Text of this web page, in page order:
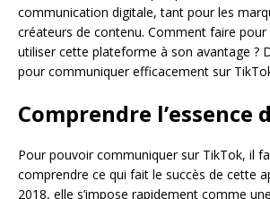
communication digitale, tant pour les
créateurs de contenu. Comment faire
utiliser cette plateforme à son avantage ?
pour communiquer efficacement sur
Comprendre l’essence
Pour pouvoir communiquer sur TikTok, il
comprendre ce qui fait le succès de cette
2018, elle s’impose rapidement comme